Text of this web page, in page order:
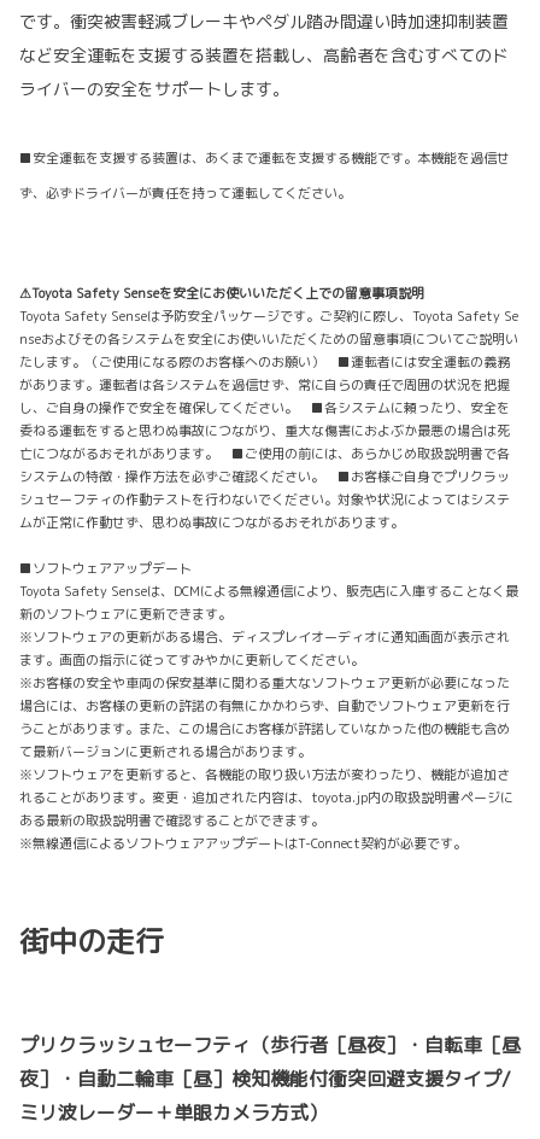
です。衝突被害軽減ブレーキやペダル踏み間違い時加速抑制装置
など安全運転を支援する装置を搭載し、高齢者を含むすべてのド
ライバーの安全をサポートします。
■安全運転を支援する装置は、あくまで運転を支援する機能です。本機能を過信せ
ず、必ずドライバーが責任を持って運転してください。
⚠Toyota Safety Senseを安全にお使いいただく上での留意事項説明
Toyota Safety Senseは予防安全パッケージです。ご契約に際し、Toyota Safety Se
nseおよびその各システムを安全にお使いいただくための留意事項についてご説明い
たします。（ご使用になる際のお客様へのお願い） ■運転者には安全運転の義務
があります。運転者は各システムを過信せず、常に自らの責任で周囲の状況を把握
し、ご自身の操作で安全を確保してください。 ■各システムに頼ったり、安全を
委ねる運転をすると思わぬ事故につながり、重大な傷害におよぶか最悪の場合は死
亡につながるおそれがあります。 ■ご使用の前には、あらかじめ取扱説明書で各
システムの特徴・操作方法を必ずご確認ください。 ■お客様ご自身でプリクラッ
シュセーフティの作動テストを行わないでください。対象や状況によってはシステ
ムが正常に作動せず、思わぬ事故につながるおそれがあります。
■ソフトウェアアップデート
Toyota Safety Senseは、DCMによる無線通信により、販売店に入庫することなく最
新のソフトウェアに更新できます。
※ソフトウェアの更新がある場合、ディスプレイオーディオに通知画面が表示され
ます。画面の指示に従ってすみやかに更新してください。
※お客様の安全や車両の保安基準に関わる重大なソフトウェア更新が必要になった
場合には、お客様の更新の許諾の有無にかかわらず、自動でソフトウェア更新を行
うことがあります。また、この場合にお客様が許諾していなかった他の機能も含め
て最新バージョンに更新される場合があります。
※ソフトウェアを更新すると、各機能の取り扱い方法が変わったり、機能が追加さ
れることがあります。変更・追加された内容は、toyota.jp内の取扱説明書ページに
ある最新の取扱説明書で確認することができます。
※無線通信によるソフトウェアアップデートはT-Connect契約が必要です。
街中の走行
プリクラッシュセーフティ（歩行者［昼夜］・自転車［昼
夜］・自動二輪車［昼］検知機能付衝突回避支援タイプ/
ミリ波レーダー＋単眼カメラ方式）